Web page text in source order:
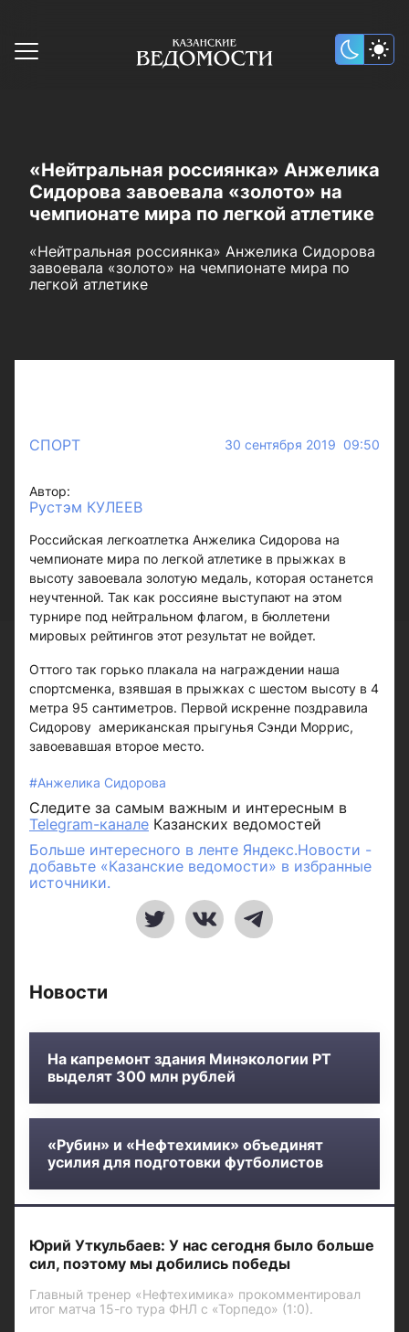
«Нейтральная россиянка» Анжелика
Сидорова завоевала «золото» на
чемпионате мира по легкой атлетике
«Нейтральная россиянка» Анжелика Сидорова
завоевала «золото» на чемпионате мира по
легкой атлетике
СПОРТ 30 сентября 2019 09:50
Автор:
Рустэм КУЛЕЕВ
Российская легкоатлетка Анжелика Сидорова на
чемпионате мира по легкой атлетике в прыжках в
высоту завоевала золотую медаль, которая останется
неучтенной. Так как россияне выступают на этом
турнире под нейтральном флагом, в бюллетени
мировых рейтингов этот результат не войдет.
Оттого так горько плакала на награждении наша
спортсменка, взявшая в прыжках с шестом высоту в 4
метра 95 сантиметров. Первой искренне поздравила
Сидорову американская прыгунья Сэнди Моррис,
завоевавшая второе место.
#Анжелика Сидорова
Следите за самым важным и интересным в
Telegram-канале Казанских ведомостей
Больше интересного в ленте Яндекс.Новости -
добавьте «Казанские ведомости» в избранные
источники.
Новости
На капремонт здания Минэкологии РТ
выделят 300 млн рублей
«Рубин» и «Нефтехимик» объединят
усилия для подготовки футболистов
Юрий Уткульбаев: У нас сегодня было больше
сил, поэтому мы добились победы
Главный тренер «Нефтехимика» прокомментировал
итог матча 15-го тура ФНЛ с «Торпедо» (1:0).